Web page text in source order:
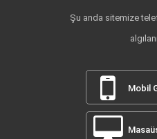
Şu anda sitemize
Mobil